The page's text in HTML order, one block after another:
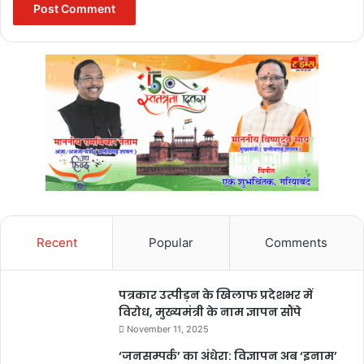
इतिहास ( Khandoba Temple )
Recent Popular Comments
पत्रकार उत्पीड़न के खिलाफ प्रदेशभर में
विरोध, मुख्यमंत्री के नाम ज्ञापन सौंपे
November 11, 2025
‘जनसम्पर्क’ का अंधेरा: विज्ञापन अब ‘इनाम’